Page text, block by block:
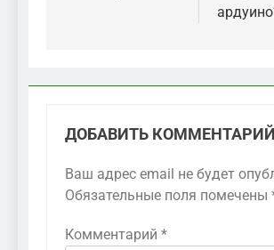
ДОБАВИТЬ КОММЕНТАРИЙ
Ваш адрес email не будет
Обязательные поля помечены
Комментарий *